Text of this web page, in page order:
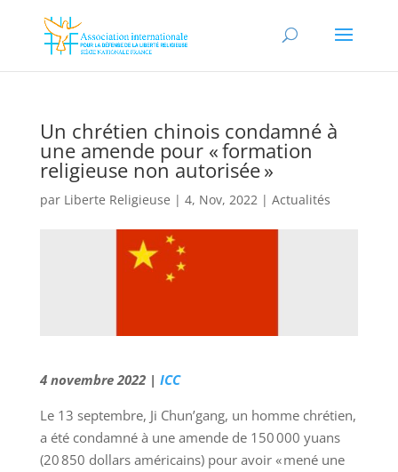
Un chrétien chinois condamné à
une amende pour « formation
religieuse non autorisée »
par Liberte Religieuse | 4, Nov, 2022| Actualités
4 novembre 2022 | ICC
Le 13 septembre, Ji Chun’gang, un homme chrétien,
a été condamné à une amende de 150 000 yuans
(20 850 dollars américains) pour avoir « mené une